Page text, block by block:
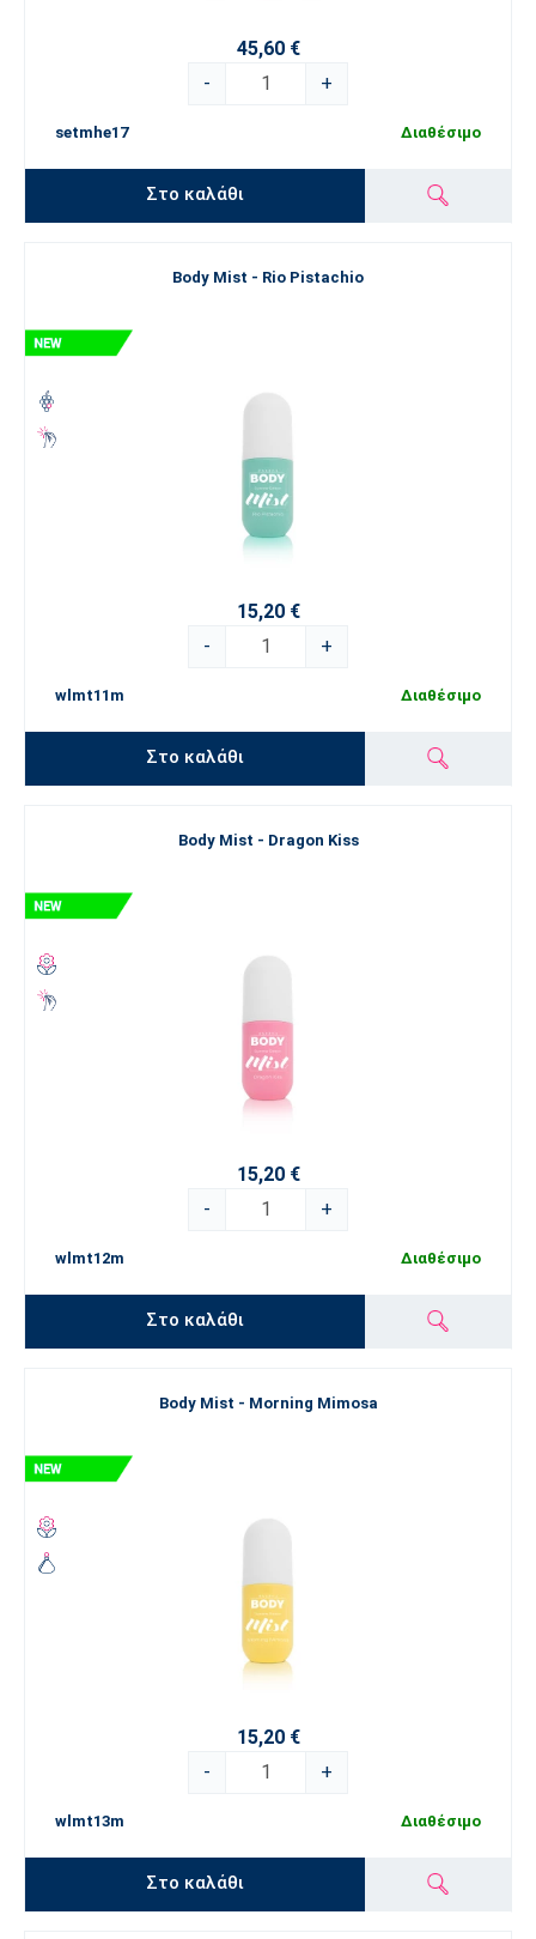
45,60 €
-
+
setmhe17 Διαθέσιμο
Στο καλάθι
Body Mist - Rio Pistachio
15,20 €
-
+
wlmt11m Διαθέσιμο
Στο καλάθι
Body Mist - Dragon Kiss
15,20 €
-
+
wlmt12m Διαθέσιμο
Στο καλάθι
Body Mist - Morning Mimosa
15,20 €
-
+
wlmt13m Διαθέσιμο
Στο καλάθι